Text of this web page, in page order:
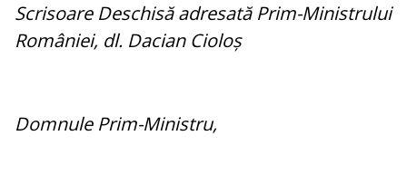
Scrisoare Deschisă adresată Prim-Ministrului
României, dl. Dacian Cioloș
Domnule Prim-Ministru,